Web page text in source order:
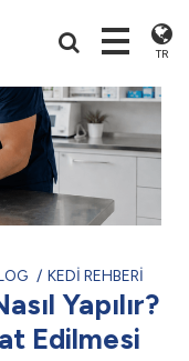
TR
KEDİ REHBERİ
Yapılır?
Edilmesi